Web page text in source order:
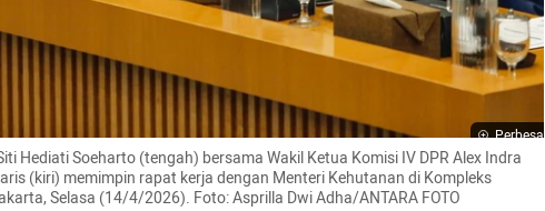
Perbesar
Hediati Soeharto (tengah) bersama Wakil Ketua Komisi IV DPR Alex Indra
(kiri) memimpin rapat kerja dengan Menteri Kehutanan di Kompleks
Selasa (14/4/2026). Foto: Asprilla Dwi Adha/ANTARA FOTO